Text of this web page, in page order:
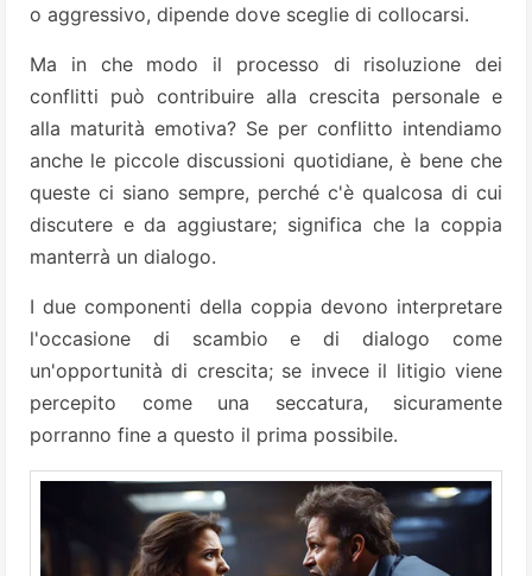
o aggressivo, dipende dove sceglie di collocarsi.
Ma in che modo il processo di risoluzione dei
conflitti può contribuire alla crescita personale e
alla maturità emotiva? Se per conflitto intendiamo
anche le piccole discussioni quotidiane, è bene che
queste ci siano sempre, perché c'è qualcosa di cui
discutere e da aggiustare; significa che la coppia
manterrà un dialogo.
I due componenti della coppia devono interpretare
l'occasione di scambio e di dialogo come
un'opportunità di crescita; se invece il litigio viene
percepito come una seccatura, sicuramente
porranno fine a questo il prima possibile.